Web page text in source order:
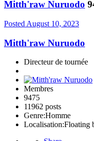
Mitth'raw Nuruodo
Posted August 10, 2023
Mitth'raw Nuruodo
Directeur de tournée
Membres
9475
11962 posts
Genre:Homme
Localisation:Floating